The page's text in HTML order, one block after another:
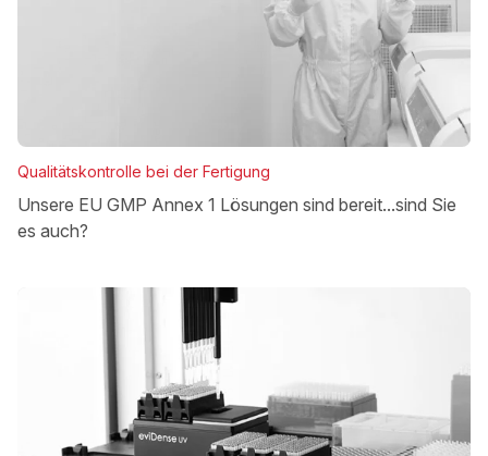
Qualitätskontrolle bei der Fertigung
Unsere EU GMP Annex 1 Lösungen sind bereit...sind Sie
es auch?